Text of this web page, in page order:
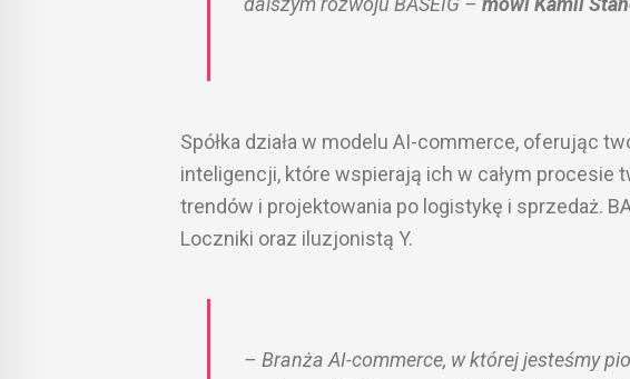
Spółka działa w modelu AI-commerce, oferując
inteligencji, które wspierają ich w całym procesie
trendów i projektowania po logistykę i sprzedaż.
Loczniki oraz iluzjonistą Y.
– Branża AI-commerce, w której jesteśmy